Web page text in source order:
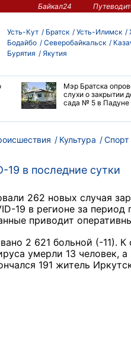
Байкал24
Усть-Кут Братск Усть-Илимск
Бодайбо
Северобайкальск
Бурятия
Якутия
Мэр Братска
слухи о закрытии
сада № 5 в Падуне
Культура Спорт
19 в последние сутки
262 новых случая
19 в регионе за
приводит
2 621 больной (-11).
умерли 13 человек,
191 житель